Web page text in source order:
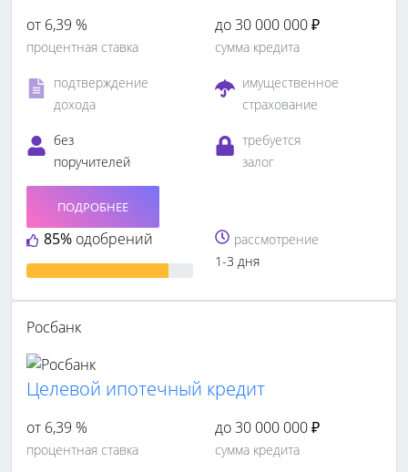
от 6,39 %
процентная ставка
до 30 000 000 ₽
сумма кредита
подтверждение
дохода
имущественное
страхование
без
поручителей
требуется
залог
85% одобрений
ПОДРОБНЕЕ
рассмотрение
1-3 дня
Росбанк
Целевой ипотечный кредит
от 6,39 %
процентная ставка
до 30 000 000 ₽
сумма кредита